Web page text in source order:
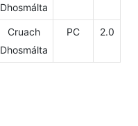
Dhosmálta
Cruach
Dhosmálta
PC 2.0